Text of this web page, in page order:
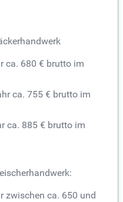
ca. 680 € brutto im
ca. 755 € brutto im
ca. 885 € brutto im
zwischen ca. 650 und